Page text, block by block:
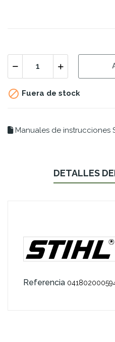
 Fuera de stock
Manuales de instrucciones
DETALLES
Referencia